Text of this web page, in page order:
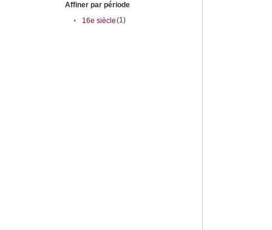
Affiner par période
•
16e siècle(1)